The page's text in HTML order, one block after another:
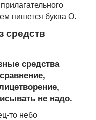
пишется буква О.
средств
средства
не надо.
то небо